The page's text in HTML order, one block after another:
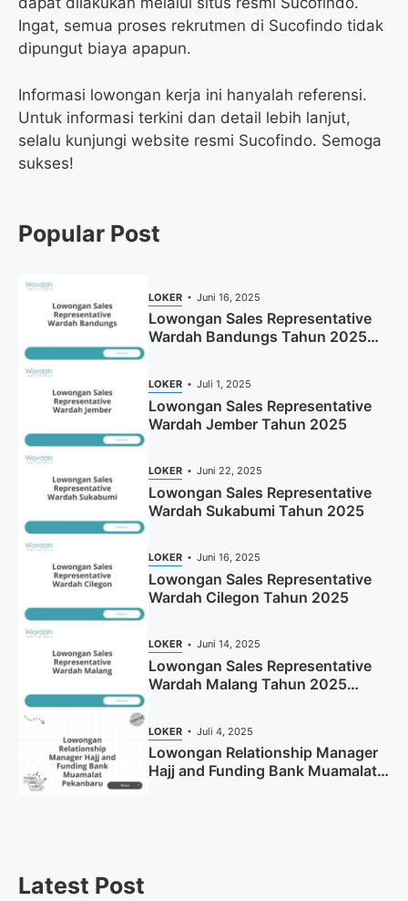
Ingat, semua proses rekrutmen di Sucofindo tidak
dipungut biaya apapun.
Informasi lowongan kerja ini hanyalah referensi.
Untuk informasi terkini dan detail lebih lanjut,
selalu kunjungi website resmi Sucofindo. Semoga
sukses!
Popular Post
LOKER Juni 16, 2025
Lowongan Sales Representative
Wardah Bandungs Tahun 2025
LOKER Juli 1, 2025
Lowongan Sales Representative
Wardah Jember Tahun 2025
LOKER Juni 22, 2025
Lowongan Sales Representative
Wardah Sukabumi Tahun 2025
LOKER Juni 16, 2025
Lowongan Sales Representative
Wardah Cilegon Tahun 2025
LOKER Juni 14, 2025
Lowongan Sales Representative
Wardah Malang Tahun 2025
LOKER Juli 4, 2025
Lowongan Relationship Manager
Hajj and Funding Bank Muamalat
Latest Post